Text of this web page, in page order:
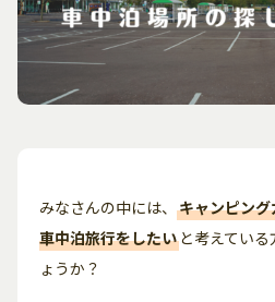
みなさんの中には、キャンピン
車中泊旅行をしたいと考えてい
ょうか？